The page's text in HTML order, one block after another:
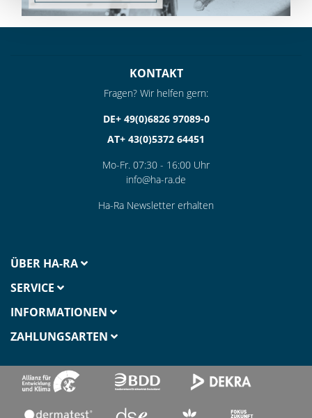
KONTAKT
Fragen? Wir helfen gern:
DE+ 49(0)6826 97089-0
AT+ 43(0)5372 64451
Mo-Fr. 07:30 - 16:00 Uhr
info@ha-ra.de
Ha-Ra Newsletter erhalten
ÜBER HA-RA
SERVICE
INFORMATIONEN
ZAHLUNGSARTEN